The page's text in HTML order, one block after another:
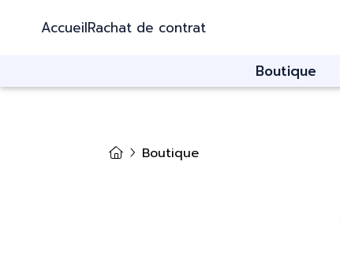
AccueilRachat de contrat
Boutique
Boutique